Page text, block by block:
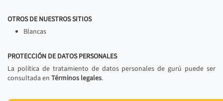
OTROS DE NUESTROS SITIOS
Blancas
PROTECCIÓN DE DATOS PERSONALES
La política de tratamiento de datos personales de gurú puede ser
consultada en Términos legales.